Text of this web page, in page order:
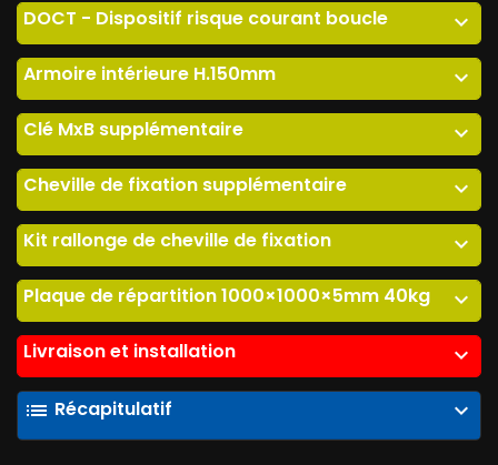
DOCT - Dispositif risque courant boucle expand_more
Armoire intérieure H.150mm expand_more
Clé MxB supplémentaire expand_more
Cheville de fixation supplémentaire expand_more
Kit rallonge de cheville de fixation expand_more
Plaque de répartition 1000×1000×5mm 40kg expand_more
Livraison et installation expand_more
list Récapitulatif expand_more